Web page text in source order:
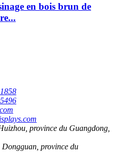
en bois brun de
province du Guangdong,
province du